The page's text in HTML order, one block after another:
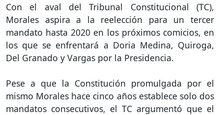
Con el aval del Tribunal Constitucional (TC),
Morales aspira a la reelección para un tercer
mandato hasta 2020 en los próximos comicios, en
los que se enfrentará a Doria Medina, Quiroga,
Del Granado y Vargas por la Presidencia.
Pese a que la Constitución promulgada por el
mismo Morales hace cinco años establece solo dos
mandatos consecutivos, el TC argumentó que el